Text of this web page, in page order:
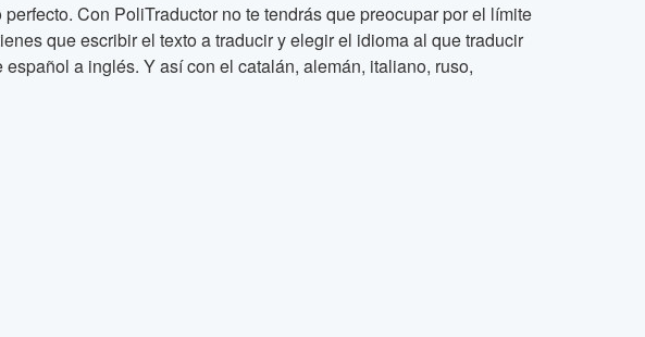
Con PoliTraductor no te tendrás que preocupar por el límite
que escribir el texto a traducir y elegir el idioma al que traducir
a inglés. Y así con el catalán, alemán, italiano, ruso,